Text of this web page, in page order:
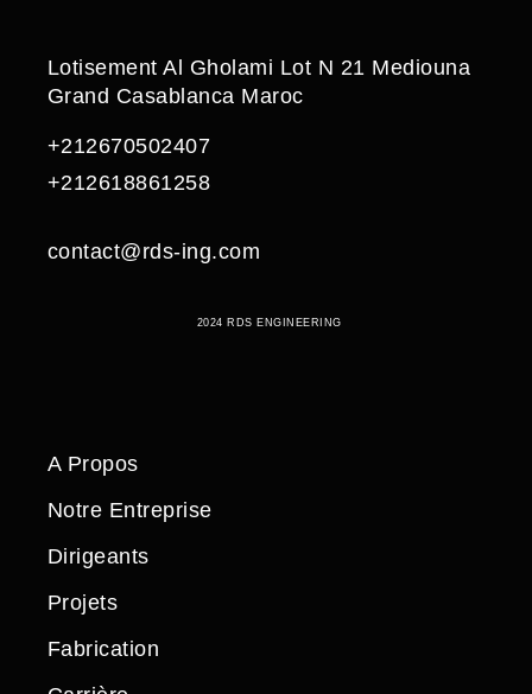
Lotisement Al Gholami Lot N 21 Mediouna
Grand Casablanca Maroc
+212670502407
+212618861258
contact@rds-ing.com
2024 RDS ENGINEERING
A Propos
Notre Entreprise
Dirigeants
Projets
Fabrication